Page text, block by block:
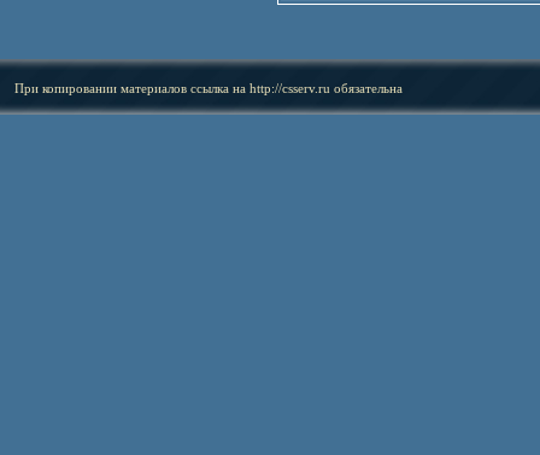
При копировании материалов ссылка на http://csserv.ru обязательна